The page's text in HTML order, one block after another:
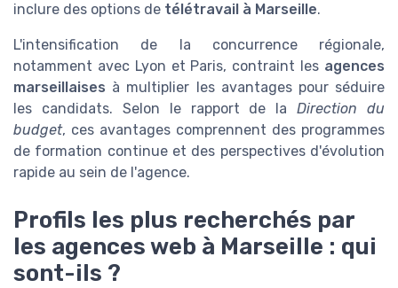
inclure des options de télétravail à Marseille.
L'intensification de la concurrence régionale,
notamment avec Lyon et Paris, contraint les agences
marseillaises à multiplier les avantages pour séduire
les candidats. Selon le rapport de laDirection du
budget, ces avantages comprennent des programmes
de formation continue et des perspectives d'évolution
rapide au sein de l'agence.
Profils les plus recherchés par
les agences web à Marseille : qui
sont-ils ?